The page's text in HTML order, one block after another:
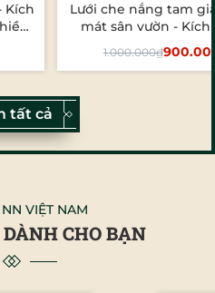
Kích
- 10%
Lưới che nắng tam
mát sân vườn -
5x5x5m
1.000.000₫
tất cả
VIỆT NAM
CHO BẠN